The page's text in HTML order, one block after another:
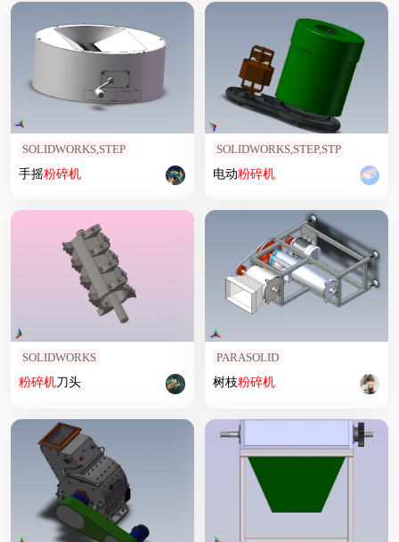
SOLIDWORKS,STEP
手摇粉碎机
SOLIDWORKS,STEP,STP
电动粉碎机
SOLIDWORKS
粉碎机刀头
PARASOLID
树枝粉碎机